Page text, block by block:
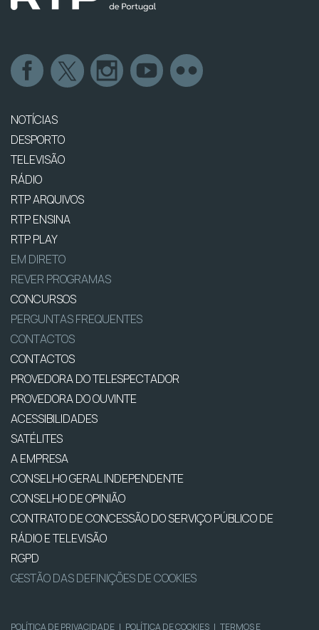
NOTÍCIAS
DESPORTO
TELEVISÃO
RÁDIO
RTP ARQUIVOS
RTP ENSINA
RTP PLAY
EM DIRETO
REVER PROGRAMAS
CONCURSOS
PERGUNTAS FREQUENTES
CONTACTOS
CONTACTOS
PROVEDORA DO TELESPECTADOR
PROVEDORA DO OUVINTE
ACESSIBILIDADES
SATÉLITES
A EMPRESA
CONSELHO GERAL INDEPENDENTE
CONSELHO DE OPINIÃO
CONTRATO DE CONCESSÃO DO SERVIÇO PÚBLICO DE
RÁDIO E TELEVISÃO
RGPD
GESTÃO DAS DEFINIÇÕES DE COOKIES
POLÍTICA DE PRIVACIDADE | POLÍTICA DE COOKIES | TERMOS E